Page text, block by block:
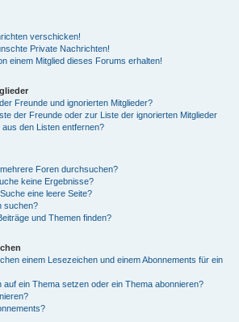
verschicken!
Private Nachrichten!
einem Mitglied dieses Forums erhalten!
Freunde und ignorierten Mitglieder?
der Freunde oder zur Liste der ignorierten Mitglieder
den Listen entfernen?
Foren durchsuchen?
keine Ergebnisse?
eine leere Seite?
suchen?
und Themen finden?
einem Lesezeichen und einem Abonnements für ein
ein Thema setzen oder ein Thema abonnieren?